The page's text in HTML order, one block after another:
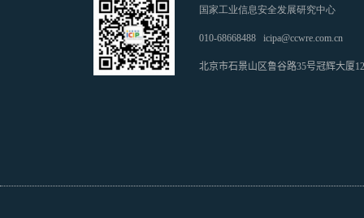
国家工业信息安全发展研究中心
010-68668488 icipa@ccwre.com.cn
北京市石景山区鲁谷路35号冠辉大厦